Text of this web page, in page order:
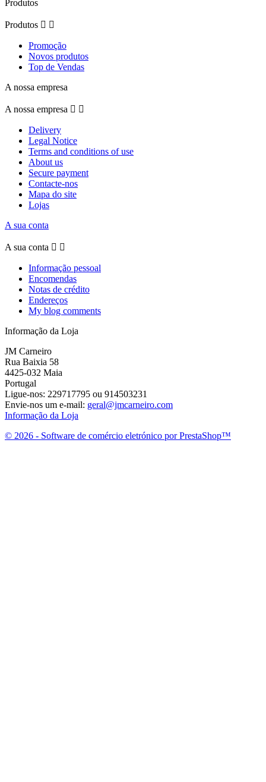
Produtos
Produtos  
Promoção
Novos produtos
Top de Vendas
A nossa empresa
A nossa empresa  
Delivery
Legal Notice
Terms and conditions of use
About us
Secure payment
Contacte-nos
Mapa do site
Lojas
A sua conta
A sua conta  
Informação pessoal
Encomendas
Notas de crédito
Endereços
My blog comments
Informação da Loja
JM Carneiro
Rua Baixia 58
4425-032 Maia
Portugal
Ligue-nos: 229717795 ou 914503231
Envie-nos um e-mail: geral@jmcarneiro.com
Informação da Loja
© 2026 - Software de comércio eletrónico por PrestaShop™